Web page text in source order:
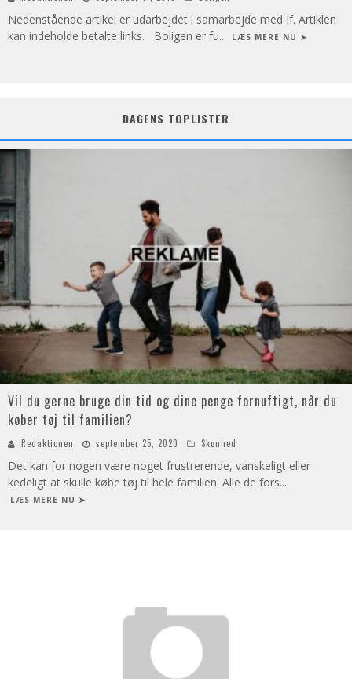
Nedenstående artikel er udarbejdet i samarbejde med If. Artiklen
kan indeholde betalte links. Boligen er fu... LÆS MERE NU ➤
DAGENS TOPLISTER
Vil du gerne bruge din tid og dine penge fornuftigt, når du
køber tøj til familien?
Redaktionen september 25, 2020 Skønhed
Det kan for nogen være noget frustrerende, vanskeligt eller
kedeligt at skulle købe tøj til hele familien. Alle de fors...
LÆS MERE NU ➤